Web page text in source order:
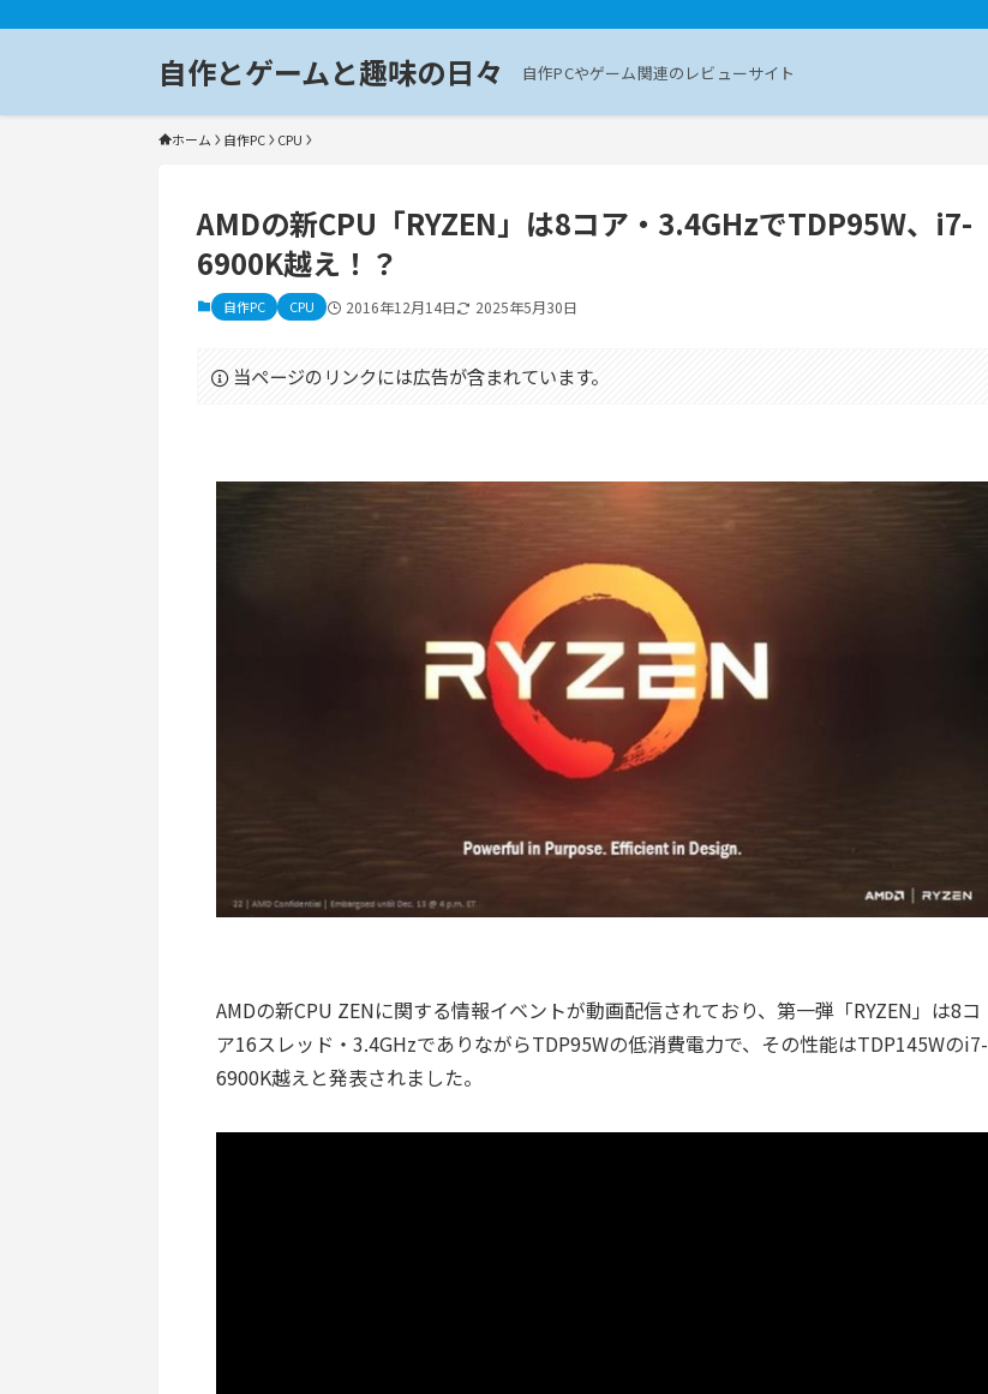
自作とゲームと趣味の日々 自作PCやゲーム関連のレビューサイト
ホーム 自作PC CPU
AMDの新CPU「RYZEN」は8コア・3.4GHzでTDP95W、i7-
6900K越え！？
自作PC CPU 2016年12月14日 2025年5月30日
当ページのリンクには広告が含まれています。
AMDの新CPU ZENに関する情報イベントが動画配信されており、第一弾「RYZEN」は8コ
ア16スレッド・3.4GHzでありながらTDP95Wの低消費電力で、その性能はTDP145Wのi7-
6900K越えと発表されました。